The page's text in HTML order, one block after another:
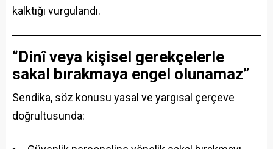
kalktığı vurgulandı.
“Dinî veya kişisel gerekçelerle
sakal bırakmaya engel olunamaz”
Sendika, söz konusu yasal ve yargısal çerçeve
doğrultusunda: